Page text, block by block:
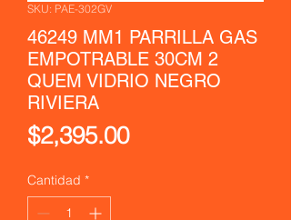
SKU: PAE-302GV
46249 MM1 PARRILLA GAS
EMPOTRABLE 30CM 2
QUEM VIDRIO NEGRO
RIVIERA
$2,395.00Precio
Cantidad *